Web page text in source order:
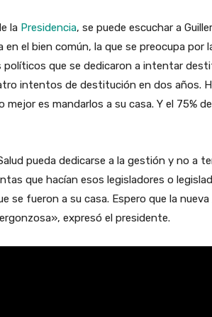
la Presidencia, se puede escuchar a
el bien común, la que se preocupa por
que se dedicaron a intentar
intentos de destitución en dos años.
es mandarlos a su casa. Y el 75%
pueda dedicarse a la gestión y no a
que hacían esos legisladores o
se fueron a su casa. Espero que la nueva
expresó el presidente.